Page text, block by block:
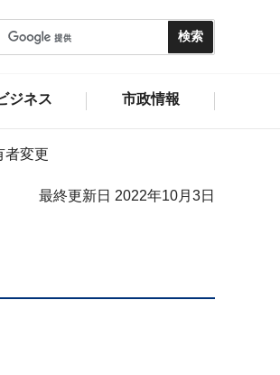
ジネス 市政情報
者変更
最終更新日 2022年10月3日